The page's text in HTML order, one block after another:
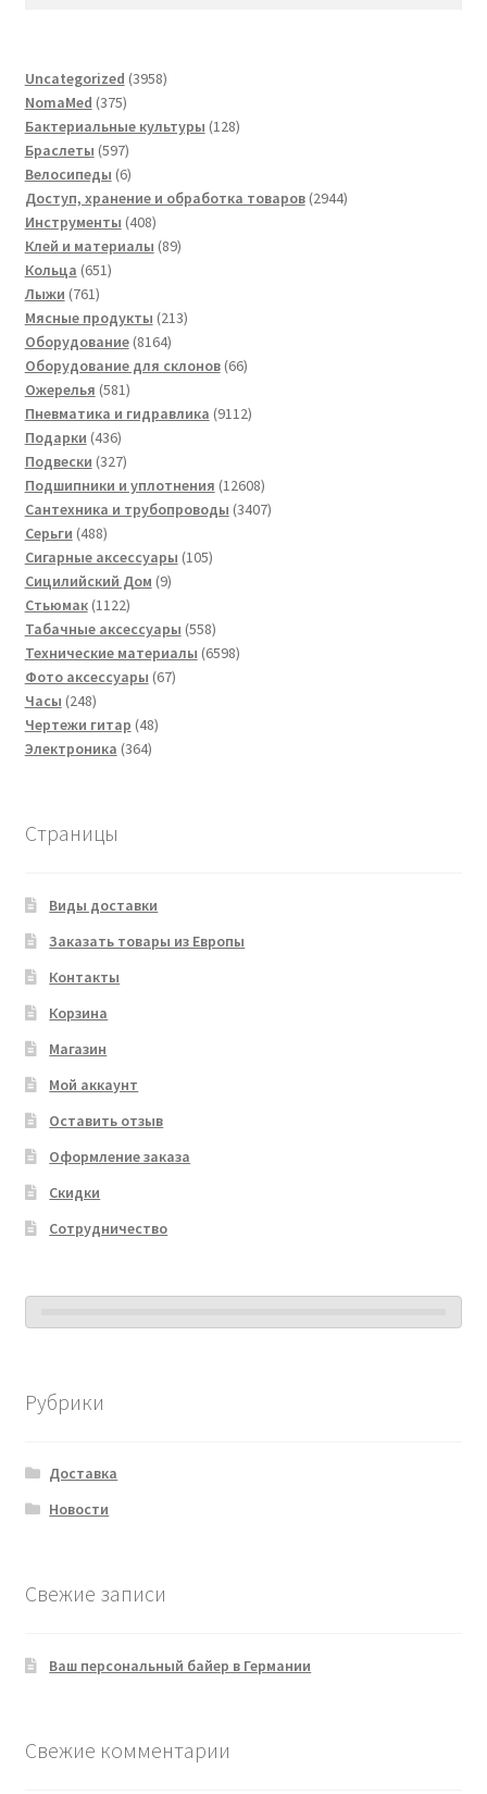
Uncategorized 39583958
NomaMed 375375
товаров
Бактериальные культуры 128128
Браслеты 597597
товаров
Велосипеды 66
товаров
Доступ, хранение и обработка товаров 29442944
Инструменты 408408
товаров
Клей и материалы 8989
Кольца 651651
Лыжи 761761
товар
Мясные продукты 213213
Оборудование 81648164
товара
Оборудование для склонов 6666
Ожерелья 581581
товар
Пневматика и гидравлика 91129112
Подарки 436436
товаров
Подвески 327327
товаров
Подшипники и уплотнения 1260812608
товаров
Сантехника и трубопроводы 34073407
Серьги 488488
товаров
Сигарные аксессуары 105105
Сицилийский Дом 99
Стьюмак 11221122
товара
Табачные аксессуары 558558
товаров
Технические материалы 65986598
Фото аксессуары 6767
Часы 248248
товаров
Чертежи гитар 4848
Электроника 364364
Страницы
Виды доставки
Заказать товары из Европы
Контакты
Корзина
Магазин
Мой аккаунт
Оставить отзыв
Оформление заказа
Скидки
Сотрудничество
Рубрики
Доставка
Новости
Свежие записи
Ваш персональный байер в Германии
Свежие комментарии